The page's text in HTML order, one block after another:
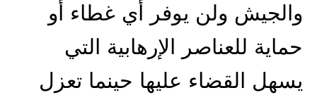
والجيش ولن يوفر أي غطاء أو
حماية للعناصر الإرهابية التي
يسهل القضاء عليها حينما تعزل